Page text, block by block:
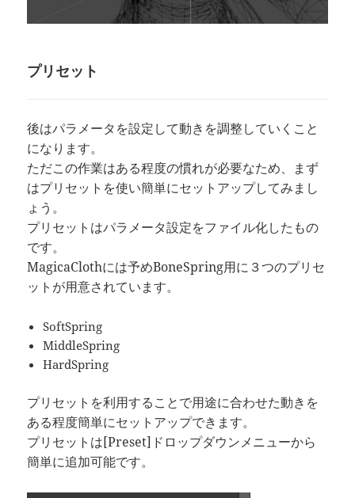
プリセット
後はパラメータを設定して動きを調整していくこと
になります。
ただこの作業はある程度の慣れが必要なため、まず
はプリセットを使い簡単にセットアップしてみまし
ょう。
プリセットはパラメータ設定をファイル化したもの
です。
MagicaClothには予めBoneSpring用に３つのプリセ
ットが用意されています。
SoftSpring
MiddleSpring
HardSpring
プリセットを利用することで用途に合わせた動きを
ある程度簡単にセットアップできます。
プリセットは[Preset]ドロップダウンメニューから
簡単に追加可能です。